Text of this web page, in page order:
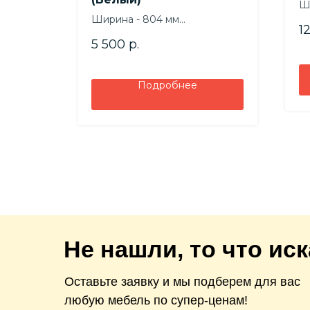
Ширина - 804 мм
Глубина - 404 мм
5 500 р.
Подробнее
Не нашли, то что
Оставьте заявку и мы подберем для вас
любую мебель по супер-ценам!